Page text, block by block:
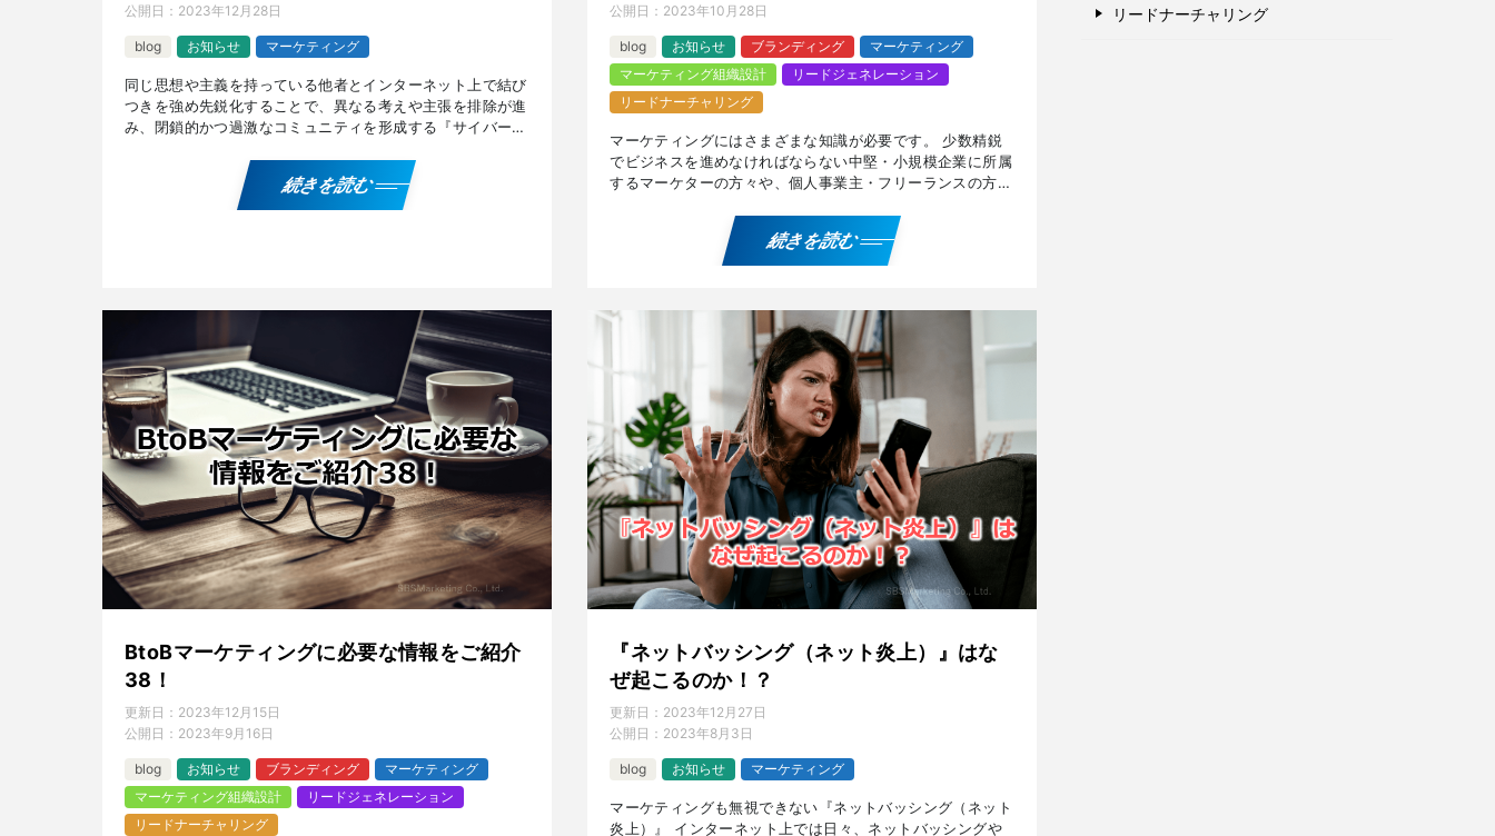
公開日： 2023年12月28日
blog お知らせ マーケティング
同じ思想や主義を持っている他者とインターネット上で結び
つきを強め先鋭化することで、異なる考えや主張を排除が進
み、閉鎖的かつ過激なコミュニティを形成する『サイバーカ
続きを読む
公開日： 2023年10月28日
blog お知らせ ブランディング
マーケティング
マーケティング組織設計
リードジェネレーション
リードナーチャリング
マーケティングにはさまざまな知識が必要です。 少数精鋭
でビジネスを進めなければならない中堅・小規模企業に所属
するマーケターの方々や、個人事業主・フリーランスの方々
続きを読む
BtoBマーケティングに必要な情報をご紹介
38！
更新日： 2023年12月15日
公開日： 2023年9月16日
blog お知らせ ブランディング
マーケティング
マーケティング組織設計
リードジェネレーション
リードナーチャリング
『ネットバッシング（ネット炎上）』はな
ぜ起こるのか！？
更新日： 2023年12月27日
公開日： 2023年8月3日
blog お知らせ マーケティング
マーケティングも無視できない『ネットバッシング（ネット
炎上）』 インターネット上では日々、ネットバッシングや
リードナーチャリング